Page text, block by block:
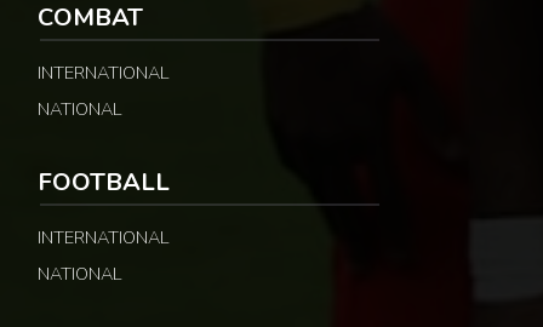
COMBAT
INTERNATIONAL
NATIONAL
FOOTBALL
INTERNATIONAL
NATIONAL